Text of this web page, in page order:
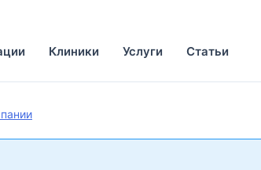
Клиники Услуги Статьи